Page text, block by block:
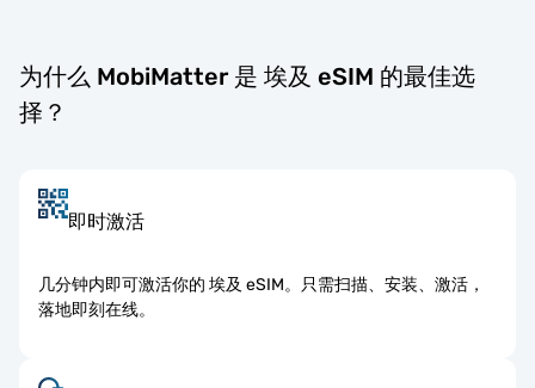
为什么 MobiMatter 是 埃及 eSIM 的最佳选
择？
即时激活
几分钟内即可激活你的 埃及 eSIM。只需扫描、安装、激活，
落地即刻在线。